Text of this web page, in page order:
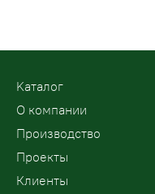
Kаталог
О компании
Производство
Проекты
Клиенты